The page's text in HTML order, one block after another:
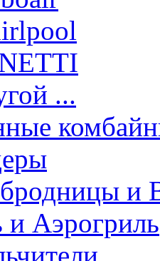
...
и
и Аэрогриль